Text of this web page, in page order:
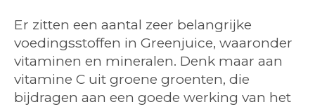
Er zitten een aantal zeer belangrijke
voedingsstoffen in Greenjuice, waaronder
vitaminen en mineralen. Denk maar aan
vitamine C uit groene groenten, die
bijdragen aan een goede werking van het